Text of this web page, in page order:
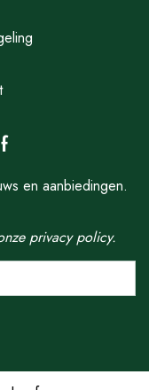
en aanbiedingen.
privacy policy.